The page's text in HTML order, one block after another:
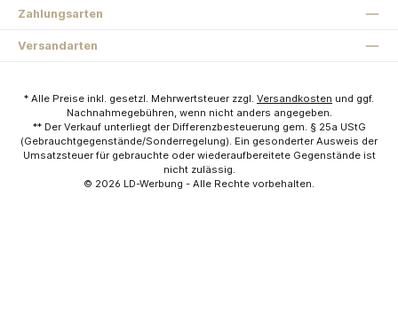
Zahlungsarten
Versandarten
* Alle Preise inkl. gesetzl. Mehrwertsteuer zzgl. Versandkosten und ggf.
Nachnahmegebühren, wenn nicht anders angegeben.
** Der Verkauf unterliegt der Differenzbesteuerung gem. § 25a UStG
(Gebrauchtgegenstände/Sonderregelung). Ein gesonderter Ausweis der
Umsatzsteuer für gebrauchte oder wiederaufbereitete Gegenstände ist
nicht zulässig.
© 2026 LD-Werbung - Alle Rechte vorbehalten.